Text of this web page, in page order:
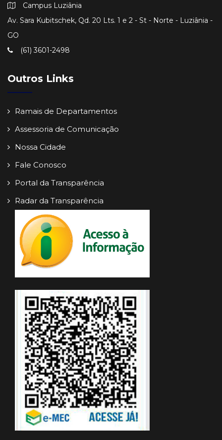
Campus Luziânia
Av. Sara Kubitschek, Qd. 20 Lts. 1 e 2 - St - Norte - Luziânia -
GO
(61) 3601-2498
Outros Links
Ramais de Departamentos
Assessoria de Comunicação
Nossa Cidade
Fale Conosco
Portal da Transparência
Radar da Transparência